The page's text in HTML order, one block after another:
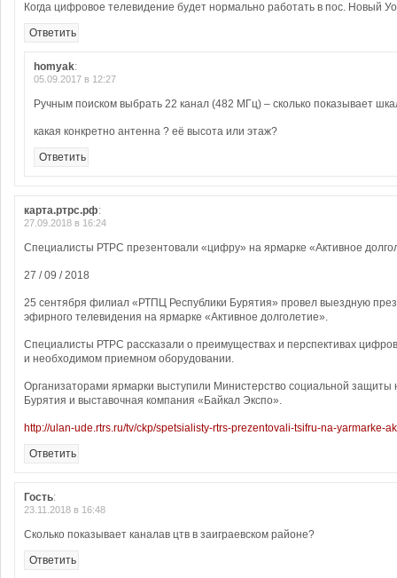
Когда цифровое телевидение будет нормально работать в пос. Новый
Ответить
homyak:
05.09.2017 в 12:27
Ручным поиском выбрать 22 канал (482 МГц) – сколько показывает
какая конкретно антенна ? её высота или этаж?
Ответить
карта.ртрс.рф:
27.09.2018 в 16:24
Специалисты РТРС презентовали «цифру» на ярмарке «Активное
27 / 09 / 2018
25 сентября филиал «РТПЦ Республики Бурятия» провел выездную
эфирного телевидения на ярмарке «Активное долголетие».
Специалисты РТРС рассказали о преимуществах и перспективах
и необходимом приемном оборудовании.
Организаторами ярмарки выступили Министерство социальной защиты
Бурятия и выставочная компания «Байкал Экспо».
http://ulan-ude.rtrs.ru/tv/ckp/spetsialisty-rtrs-prezentovali-tsifru-na-yarmarke-
Ответить
Гость:
23.11.2018 в 16:48
Сколько показывает каналав цтв в заиграевском районе?
Ответить